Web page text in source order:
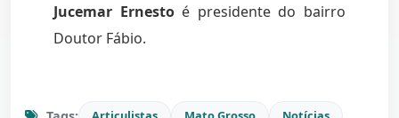
Jucemar Ernestoé presidente do bairro
Doutor Fábio.